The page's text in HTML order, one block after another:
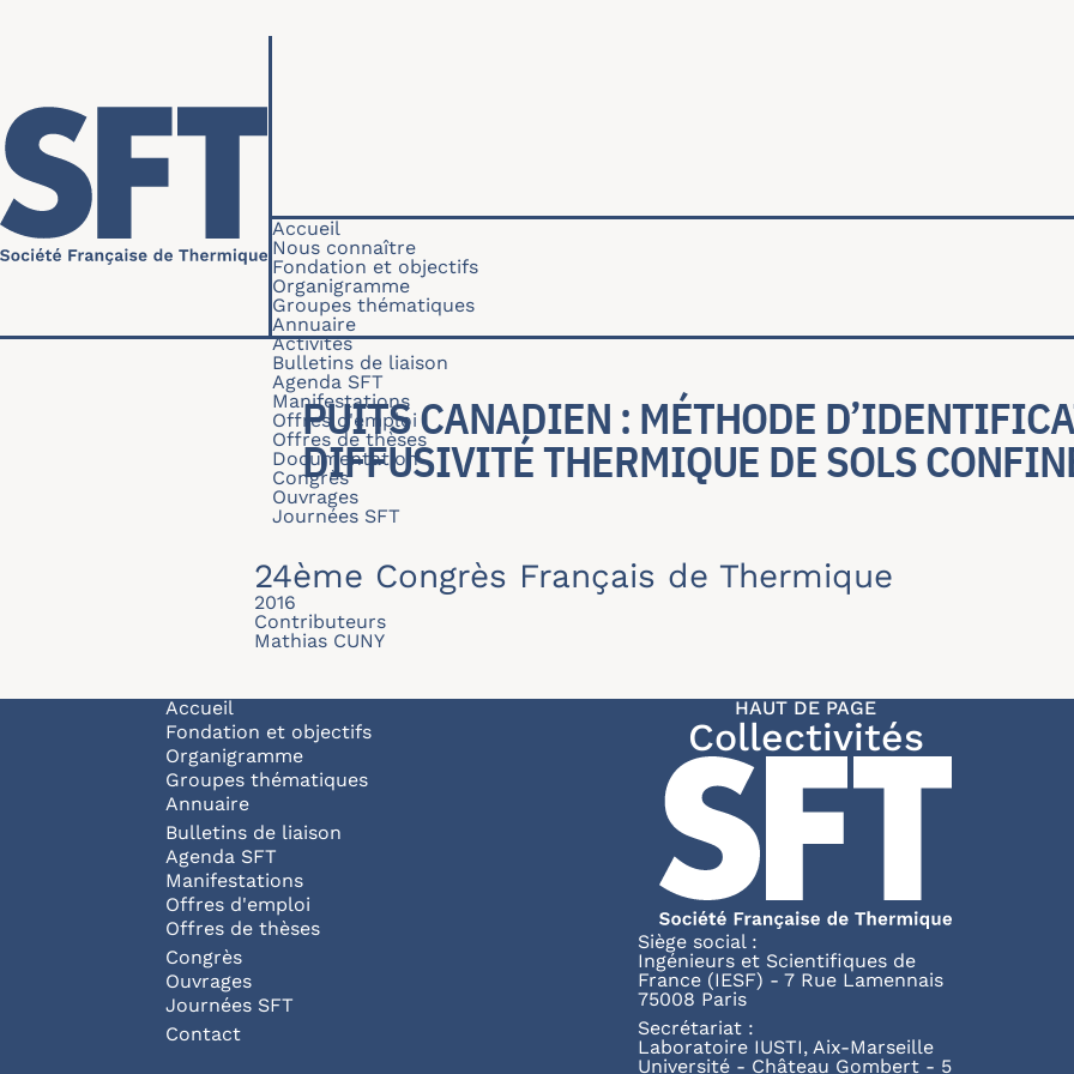
Navigation principale
Accueil
Nous connaître
Fondation et objectifs
Organigramme
Groupes thématiques
Annuaire
Activités
Bulletins de liaison
Agenda SFT
Manifestations
Offres d'emploi
Offres de thèses
Documentation
Congrès
Ouvrages
Journées SFT
PUITS CANADIEN : MÉTHODE
IFFUSIVITÉ THERMIQUE DE SOLS CONFINÉS
24ème Congrès Français de Thermique
2016
Contributeurs
Mathias CUNY
Navigation principale
Accueil
Fondation et objectifs
Organigramme
Groupes thématiques
Annuaire
Bulletins de liaison
Agenda SFT
Manifestations
Offres d'emploi
Offres de thèses
Congrès
Ouvrages
Journées SFT
Pied de page
Contact
HAUT DE PAGE
Collectivités
Siège social :
Ingénieurs et Scientifiques de
France (IESF) - 7 Rue Lamennais
75008 Paris
Secrétariat :
Laboratoire IUSTI, Aix-Marseille
Université - Château Gombert - 5